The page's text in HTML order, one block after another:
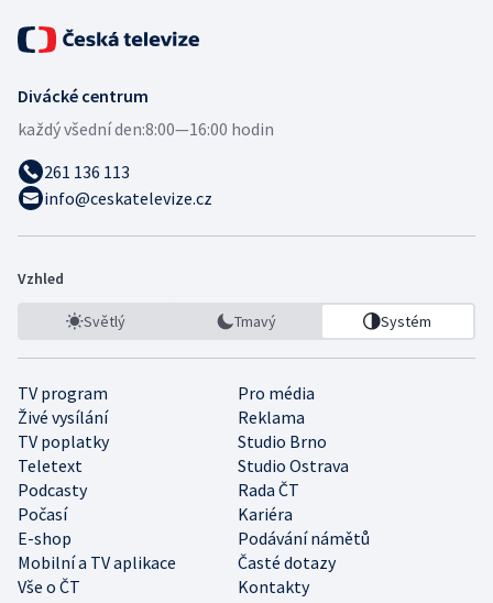
Divácké centrum
každý všední den:8:00—16:00 hodin
261 136 113
info@ceskatelevize.cz
Vzhled
Světlý Tmavý Systém
TV program
Pro média
Živé vysílání
Reklama
TV poplatky
Studio Brno
Teletext
Studio Ostrava
Podcasty
Rada ČT
Počasí
Kariéra
E-shop
Podávání námětů
Mobilní a TV aplikace
Časté dotazy
Vše o ČT
Kontakty